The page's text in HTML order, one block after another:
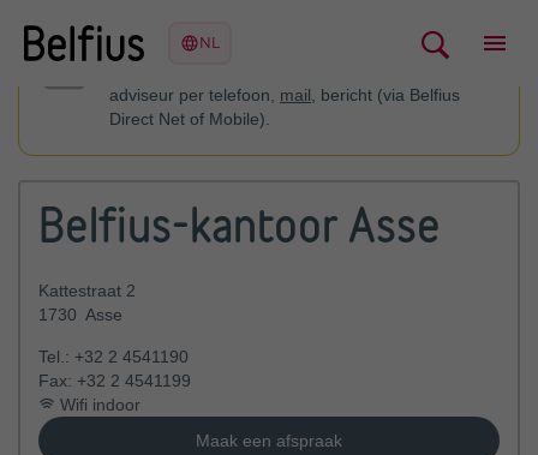
adviseur per telefoon, mail , bericht (via Belfius
Direct Net of Mobile).
Belfius-kantoor Asse
Kattestraat 2
1730 Asse
Tel.: +32 2 4541190
Fax: +32 2 4541199
Wifi indoor
Maak een afspraak